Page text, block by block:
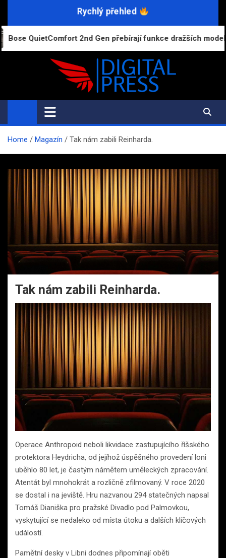
content
Rychlý přehled
2nd Gen přebírají funkce dražších modelů Ultra
Digital-Press.cz
Kvalitní informace pro každý den
Home Magazín Tak nám zabili Reinharda.
Tak nám zabili Reinharda.
Operace Anthropoid neboli likvidace zastupujícího říšského
protektora Heydricha, od jejíhož úspěšného provedení loni
uběhlo 80 let, je častým námětem uměleckých zpracování.
Atentát byl mnohokrát a rozličně zfilmovaný. V roce 2020
se dostal i na jeviště. Hru nazvanou 294 statečných napsal
Tomáš Dianiška pro pražské Divadlo pod Palmovkou,
vyskytující se nedaleko od místa útoku a dalších klíčových
událostí.
Pamětní desky v Libni dodnes připomínají oběti